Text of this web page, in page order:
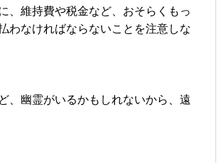
、維持費や税金など、おそらくもっ
わなければならないことを注意しな
、幽霊がいるかもしれないから、遠